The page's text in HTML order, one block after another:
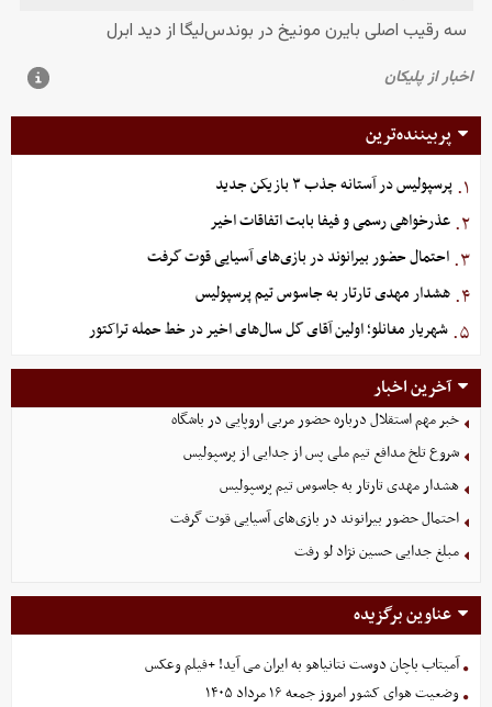
پربیننده‌ترین
۱. پرسپولیس در آستانه جذب ۳ بازیکن جدید
۲. عذرخواهی رسمی و فیفا بابت اتفاقات اخیر
۳. احتمال حضور بیرانوند در بازی‌های آسیایی قوت گرفت
۴. هشدار مهدی تارتار به جاسوس تیم پرسپولیس
۵. شهریار مغانلو؛ اولین آقای گل سال‌های اخیر در خط حمله تراکتور
آخرین اخبار
خبر مهم استقلال درباره حضور مربی اروپایی در باشگاه
شروع تلخ مدافع تیم ملی پس از جدایی از پرسپولیس
هشدار مهدی تارتار به جاسوس تیم پرسپولیس
احتمال حضور بیرانوند در بازی‌های آسیایی قوت گرفت
مبلغ جدایی حسین نژاد لو رفت
عناوین برگزیده
آمیتاب باچان دوست نتانیاهو به ایران می آید! +فیلم وعکس
وضعیت هوای کشور امروز جمعه ۱۶ مرداد ۱۴۰۵